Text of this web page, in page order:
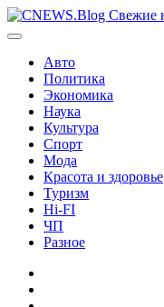
Перейти
к
Авто
Политика
Экономика
Наука
Культура
Спорт
Мода
Красота и здоровье
Туризм
Hi-FI
ЧП
Разное